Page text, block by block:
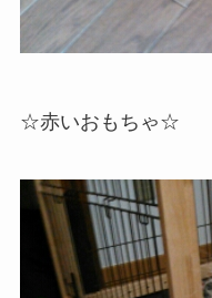
☆赤いおもちゃ☆